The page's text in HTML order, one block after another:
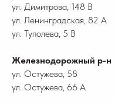
ул. Димитрова, 148 В
ул. Ленинградская, 82 А
ул. Туполева, 5 В
Железнодорожный р-н
ул. Остужева, 58
ул. Остужева, 66 А